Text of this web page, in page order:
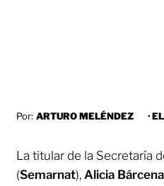
Por: ARTURO MELÉNDEZ ·
La titular de la Secretaría
(Semarnat), Alicia